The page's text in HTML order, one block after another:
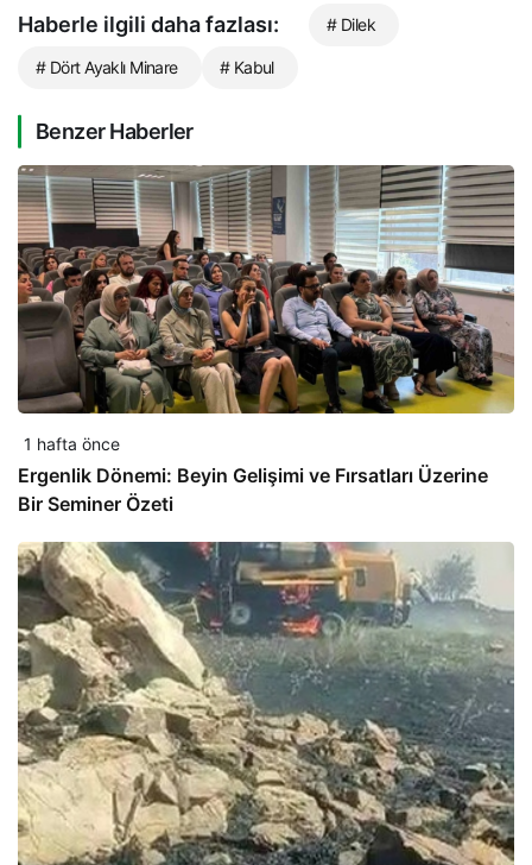
Haberle ilgili daha fazlası: # Dilek
# Dört Ayaklı Minare # Kabul
Benzer Haberler
1 hafta önce
Ergenlik Dönemi: Beyin Gelişimi ve Fırsatları Üzerine
Bir Seminer Özeti